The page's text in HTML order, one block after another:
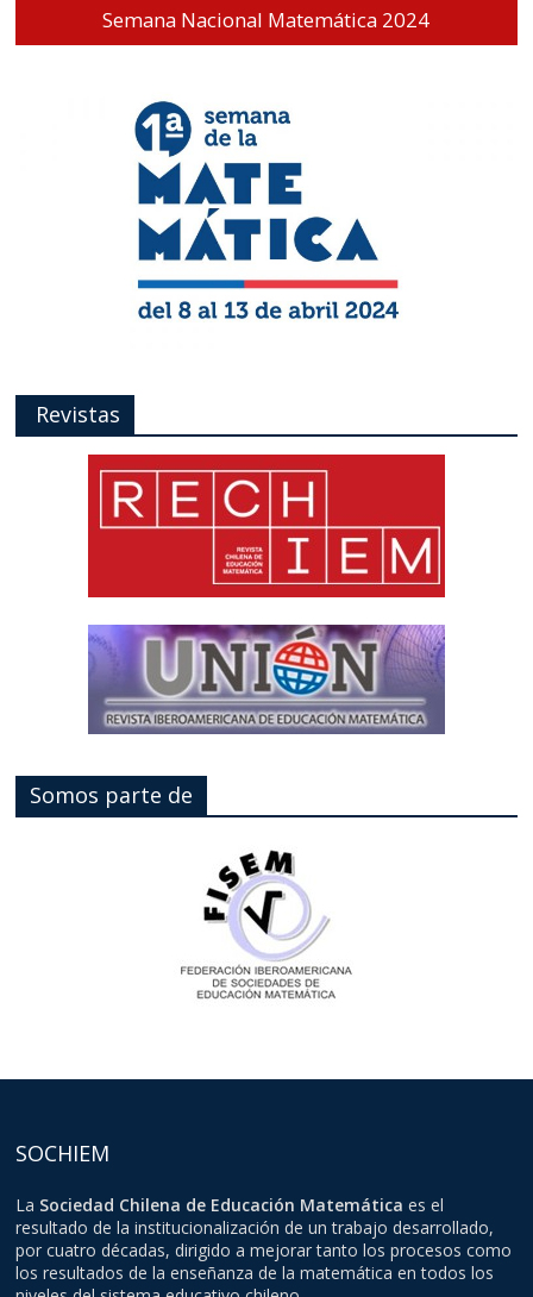
Semana Nacional Matemática 2024
Revistas
Somos parte de
SOCHIEM
La Sociedad Chilena de Educación Matemática es el
resultado de la institucionalización de un trabajo desarrollado,
por cuatro décadas, dirigido a mejorar tanto los procesos como
los resultados de la enseñanza de la matemática en todos los